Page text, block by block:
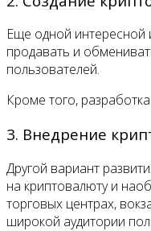
Еще одной интересной
продавать и
пользователей.
Кроме того,
3. Внедрение
Другой вариант
на криптовалюту и
торговых центрах,
широкой аудитории